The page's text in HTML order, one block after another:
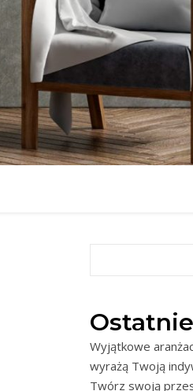
Wyjątkowe
wyrażą Twoją
Twórz swoją